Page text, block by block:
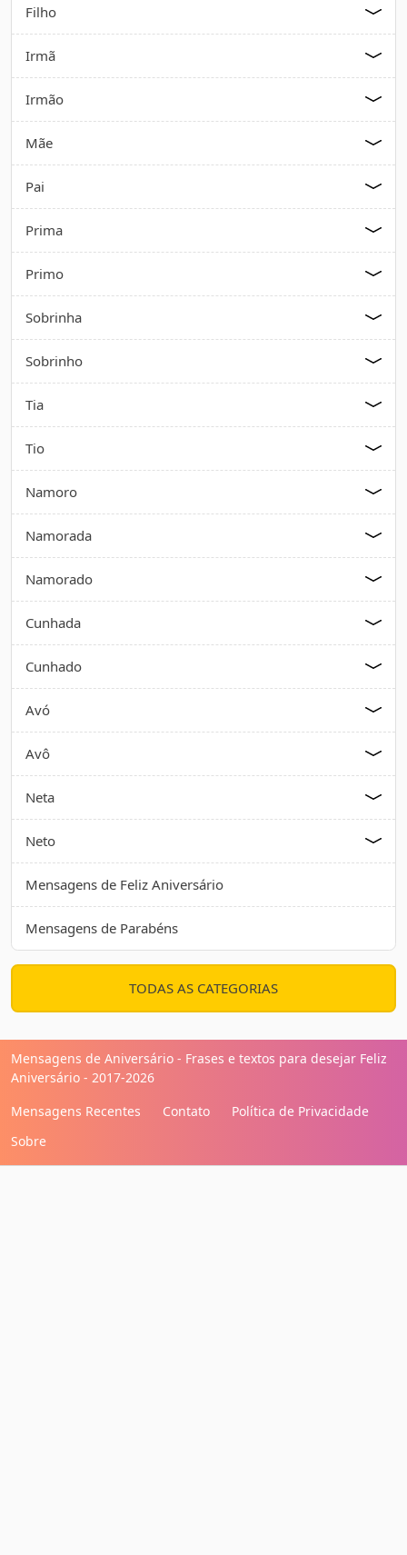
Filho
Irmã
Irmão
Mãe
Pai
Prima
Primo
Sobrinha
Sobrinho
Tia
Tio
Namoro
Namorada
Namorado
Cunhada
Cunhado
Avó
Avô
Neta
Neto
Mensagens de Feliz Aniversário
Mensagens de Parabéns
TODAS AS CATEGORIAS
Mensagens de Aniversário - Frases e textos para desejar Feliz
Aniversário - 2017-2026
Mensagens Recentes
Contato
Política de Privacidade
Sobre